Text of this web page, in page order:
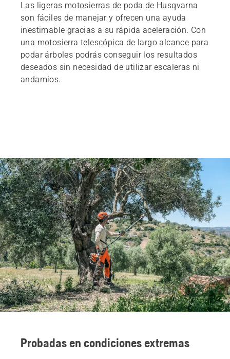
Las ligeras motosierras de poda de Husqvarna
son fáciles de manejar y ofrecen una ayuda
inestimable gracias a su rápida aceleración. Con
una motosierra telescópica de largo alcance para
podar árboles podrás conseguir los resultados
deseados sin necesidad de utilizar escaleras ni
andamios.
Probadas en condiciones extremas